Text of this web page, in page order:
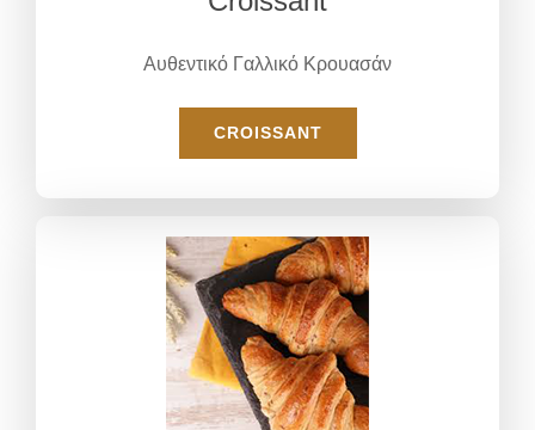
Αυθεντικό Γαλλικό Κρουασάν
CROISSANT